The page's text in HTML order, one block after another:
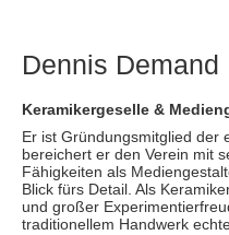
Dennis Demand
Keramikergeselle &
Er ist Gründungsmitglied der
bereichert er den Verein mit
Fähigkeiten als
Blick fürs Detail. Als
und großer
traditionellem Handwerk